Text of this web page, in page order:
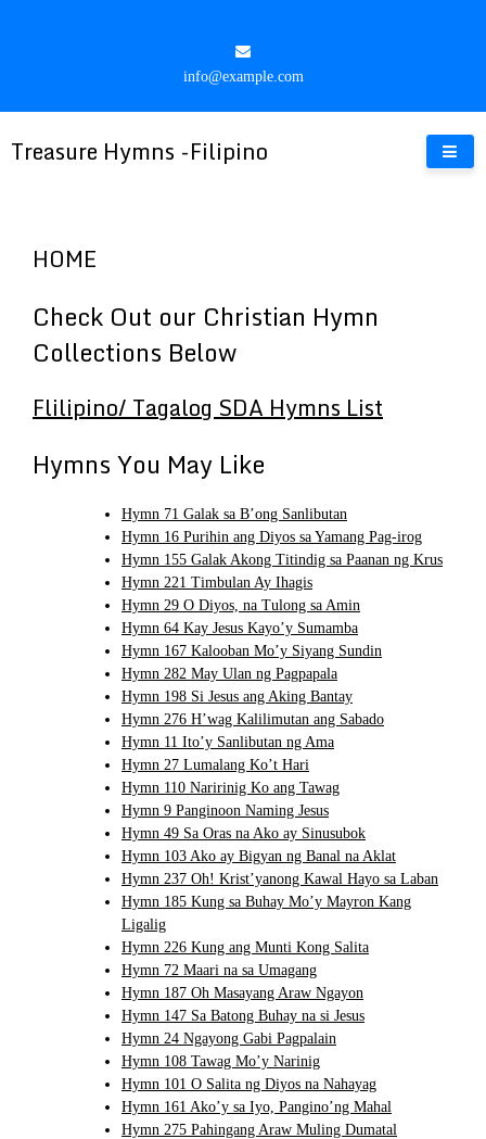
info@example.com
Treasure Hymns -Filipino
HOME
Check Out our Christian Hymn
Collections Below
Flilipino/ Tagalog SDA Hymns List
Hymns You May Like
Hymn 71 Galak sa B’ong Sanlibutan
Hymn 16 Purihin ang Diyos sa Yamang Pag-irog
Hymn 155 Galak Akong Titindig sa Paanan ng Krus
Hymn 221 Timbulan Ay Ihagis
Hymn 29 O Diyos, na Tulong sa Amin
Hymn 64 Kay Jesus Kayo’y Sumamba
Hymn 167 Kalooban Mo’y Siyang Sundin
Hymn 282 May Ulan ng Pagpapala
Hymn 198 Si Jesus ang Aking Bantay
Hymn 276 H’wag Kalilimutan ang Sabado
Hymn 11 Ito’y Sanlibutan ng Ama
Hymn 27 Lumalang Ko’t Hari
Hymn 110 Naririnig Ko ang Tawag
Hymn 9 Panginoon Naming Jesus
Hymn 49 Sa Oras na Ako ay Sinusubok
Hymn 103 Ako ay Bigyan ng Banal na Aklat
Hymn 237 Oh! Krist’yanong Kawal Hayo sa Laban
Hymn 185 Kung sa Buhay Mo’y Mayron Kang
Ligalig
Hymn 226 Kung ang Munti Kong Salita
Hymn 72 Maari na sa Umagang
Hymn 187 Oh Masayang Araw Ngayon
Hymn 147 Sa Batong Buhay na si Jesus
Hymn 24 Ngayong Gabi Pagpalain
Hymn 108 Tawag Mo’y Narinig
Hymn 101 O Salita ng Diyos na Nahayag
Hymn 161 Ako’y sa Iyo, Pangino’ng Mahal
Hymn 275 Pahingang Araw Muling Dumatal